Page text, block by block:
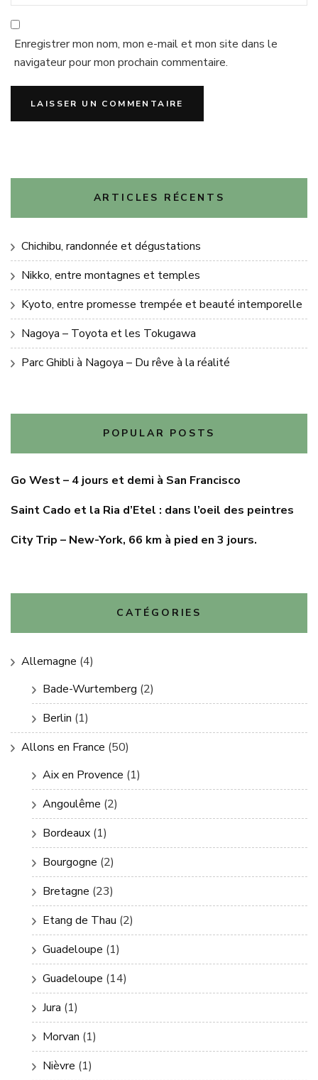
Enregistrer mon nom, mon e-mail et mon site dans le
navigateur pour mon prochain commentaire.
ARTICLES RÉCENTS
Chichibu, randonnée et dégustations
Nikko, entre montagnes et temples
Kyoto, entre promesse trempée et beauté intemporelle
Nagoya – Toyota et les Tokugawa
Parc Ghibli à Nagoya – Du rêve à la réalité
POPULAR POSTS
Go West – 4 jours et demi à San Francisco
Saint Cado et la Ria d’Etel : dans l’oeil des peintres
City Trip – New-York, 66 km à pied en 3 jours.
CATÉGORIES
Allemagne (4)
Bade-Wurtemberg (2)
Berlin (1)
Allons en France (50)
Aix en Provence (1)
Angoulême (2)
Bordeaux (1)
Bourgogne (2)
Bretagne (23)
Etang de Thau (2)
Guadeloupe (1)
Guadeloupe (14)
Jura (1)
Morvan (1)
Nièvre (1)